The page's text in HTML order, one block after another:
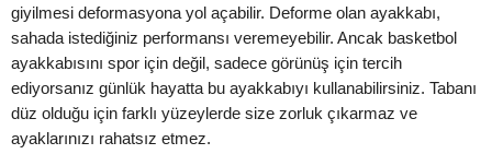
giyilmesi deformasyona yol açabilir. Deforme olan ayakkabı,
sahada istediğiniz performansı veremeyebilir. Ancak basketbol
ayakkabısını spor için değil, sadece görünüş için tercih
ediyorsanız günlük hayatta bu ayakkabıyı kullanabilirsiniz. Tabanı
düz olduğu için farklı yüzeylerde size zorluk çıkarmaz ve
ayaklarınızı rahatsız etmez.